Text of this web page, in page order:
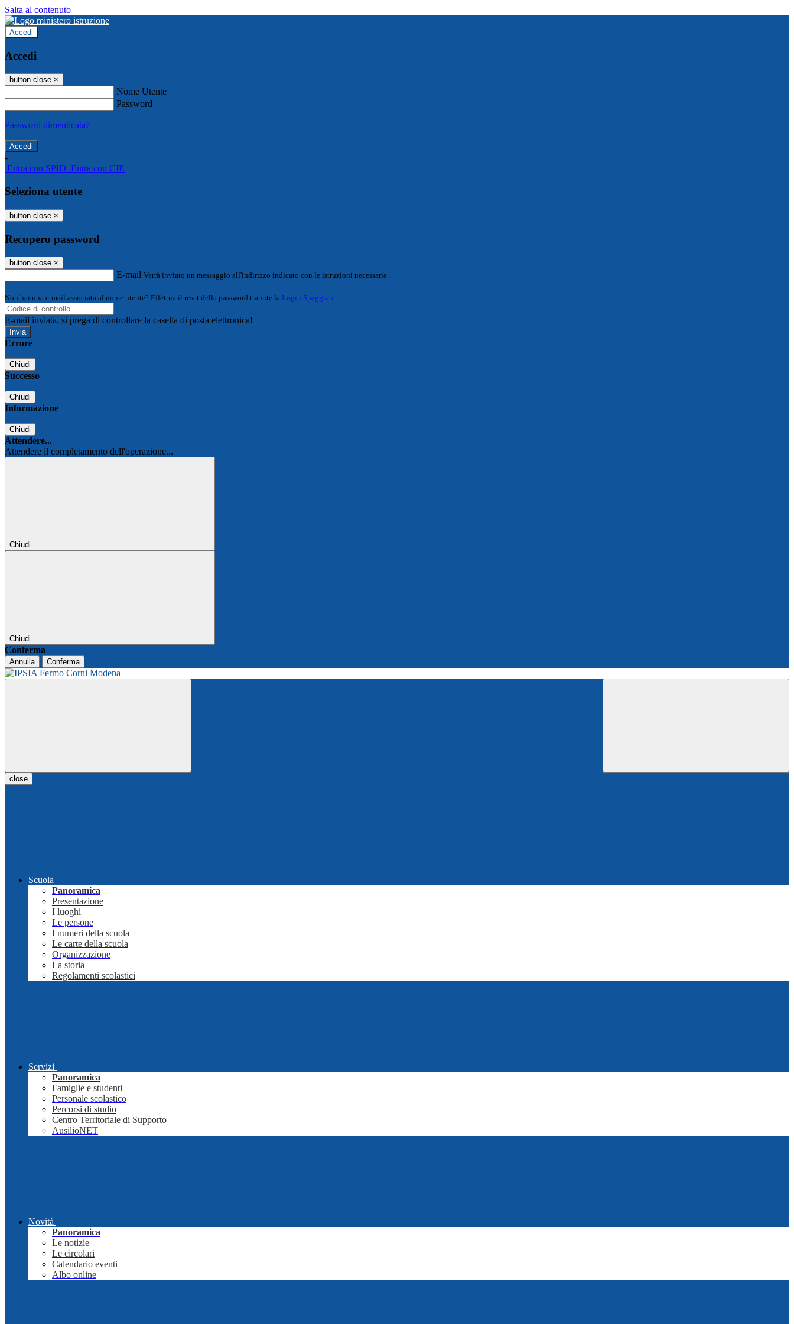
Salta al contenuto
Accedi
Accedi
button close ×
Nome Utente
Password
Password dimenticata?
-
Entra con SPID Entra con CIE
Seleziona utente
button close ×
Recupero password
button close ×
E-mail Verrà inviato un messaggio all'indirizzo indicato con le istruzioni necessarie.
Non hai una e-mail associata al nome utente? Effettua il reset della password tramite la Login Spaggiari
E-mail inviata, si prega di controllare la casella di posta elettronica!
Errore
Chiudi
Successo
Chiudi
Informazione
Chiudi
Attendere...
Attendere il completamento dell'operazione...
Chiudi
Chiudi
Conferma
Annulla Conferma
close
Scuola
Panoramica
Presentazione
I luoghi
Le persone
I numeri della scuola
Le carte della scuola
Organizzazione
La storia
Regolamenti scolastici
Servizi
Panoramica
Famiglie e studenti
Personale scolastico
Percorsi di studio
Centro Territoriale di Supporto
AusilioNET
Novità
Panoramica
Le notizie
Le circolari
Calendario eventi
Albo online